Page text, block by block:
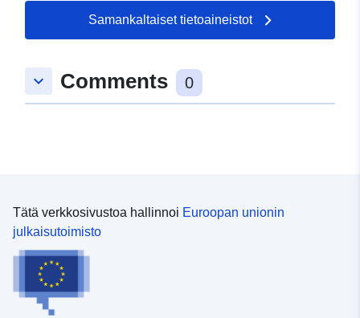
Samankaltaiset tietoaineistot
keyboard_arrow_down Comments 0
Tätä verkkosivustoa hallinnoi Euroopan unionin
julkaisutoimisto